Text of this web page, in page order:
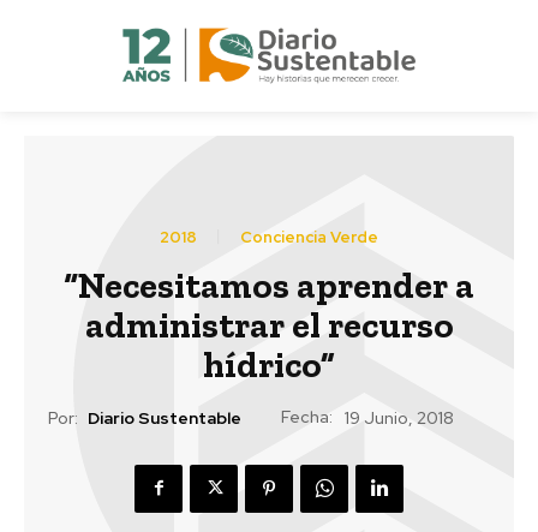
2018 Conciencia Verde
“Necesitamos aprender a
administrar el recurso
hídrico”
Por: Diario Sustentable Fecha: 19 Junio, 2018